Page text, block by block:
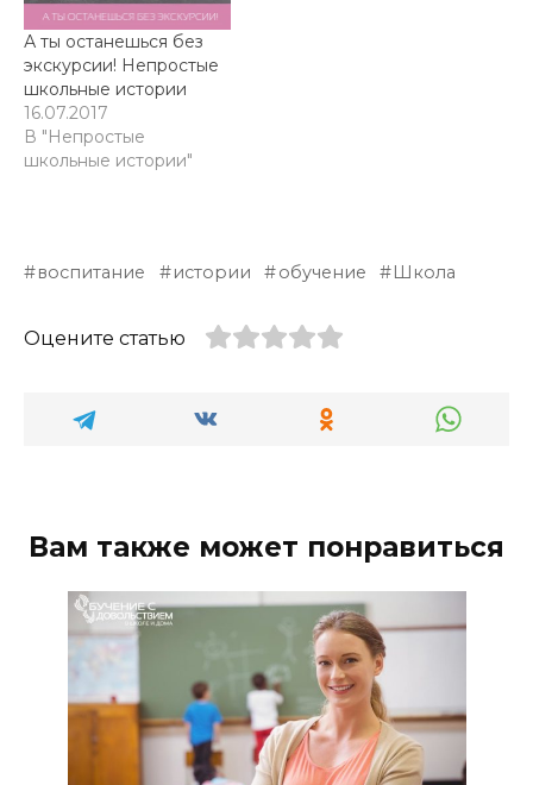
А ты останешься без
экскурсии! Непростые
школьные истории
16.07.2017
В "Непростые
школьные истории"
воспитание истории обучение Школа
Оцените статью
Вам также может понравиться